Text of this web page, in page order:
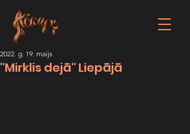
''Mirklis dejā'' Liepājā
2022. g. 19. maijs